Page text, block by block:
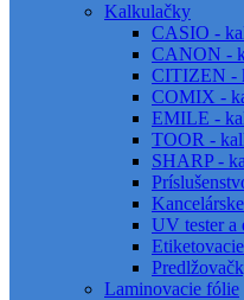
Kalkulačky
CASIO -
CANON -
CITIZEN -
COMIX -
EMILE -
TOOR -
SHARP -
UV tester a
Laminovacie fólie